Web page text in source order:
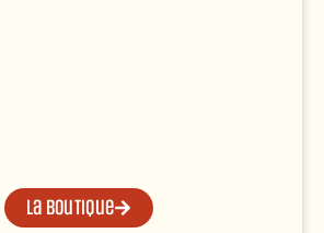
La boutique